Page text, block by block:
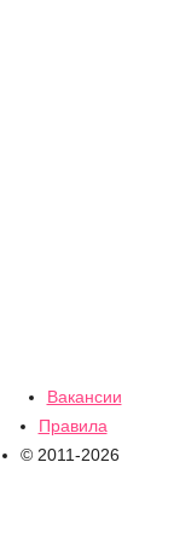
Вакансии
Правила
© 2011-2026